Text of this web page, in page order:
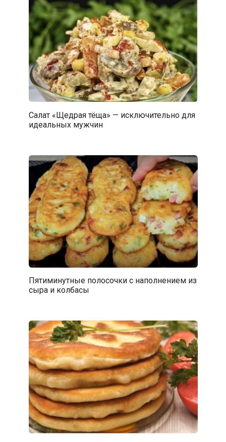
Салат «Щедрая тёща» — исключительно для
идеальных мужчин
Пятиминутные полосочки с наполнением из
сыра и колбасы